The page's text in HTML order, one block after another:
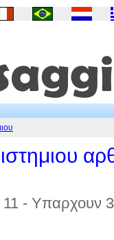
11 - Υπαρχουν